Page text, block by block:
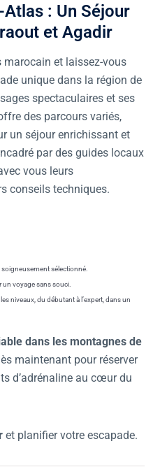
Atlas : Un Séjour
et Agadir
marocain et laissez-vous
unique dans la région de
spectaculaires et ses
des parcours variés,
un séjour enrichissant et
par des guides locaux
vous leurs
conseils techniques.
sélectionné.
voyage sans souci.
niveaux, du débutant à l’expert, dans un
dans les montagnes de
maintenant pour réserver
d’adrénaline au cœur du
et planifier votre escapade.